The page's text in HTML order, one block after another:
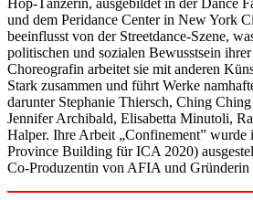
Hop-Tänzerin, ausgebildet in der Dance
und dem Peridance Center in New York
beeinflusst von der Streetdance-Szene,
politischen und sozialen Bewusstsein
Choreografin arbeitet sie mit anderen
Stark zusammen und führt Werke
darunter Stephanie Thiersch, Ching
Jennifer Archibald, Elisabetta Minutoli,
Halper. Ihre Arbeit „Confinement” wurde
Province Building für ICA 2020)
Co-Produzentin von AFIA und Gründerin